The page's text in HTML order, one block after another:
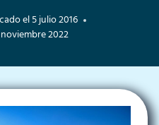
el5 julio 2016
2022